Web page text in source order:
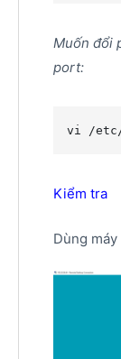
Muốn đổi
port:
vi /
Kiểm tra
Dùng